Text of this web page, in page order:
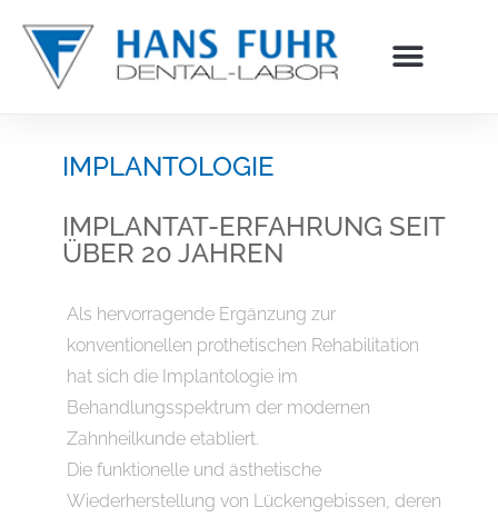
springen
IMPLANTOLOGIE
IMPLANTAT-ERFAHRUNG SEIT
ÜBER 20 JAHREN
Als hervorragende Ergänzung zur
konventionellen prothetischen Rehabilitation
hat sich die Implantologie im
Behandlungsspektrum der modernen
Zahnheilkunde etabliert.
Die funktionelle und ästhetische
Wiederherstellung von Lückengebissen, deren